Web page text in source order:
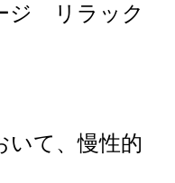
ジ リラック
いて、慢性的